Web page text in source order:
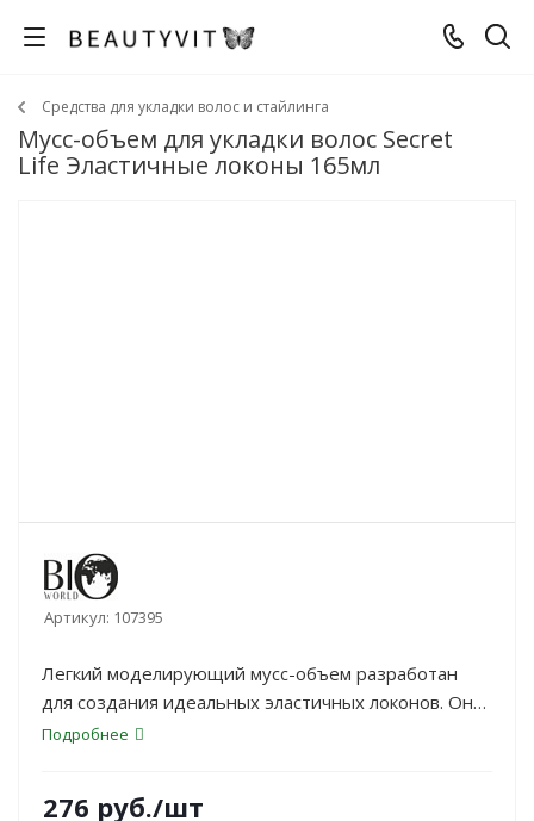
Средства для укладки волос и стайлинга
Мусс-объем для укладки волос Secret
Life Эластичные локоны 165мл
Артикул: 107395
Легкий моделирующий мусс-объем разработан
для создания идеальных эластичных локонов. Он
обеспечивает сильную фиксацию, не склеивает и
Подробнее
276 руб./шт